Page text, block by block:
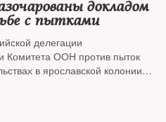
докладом
с пытками
делегации
Комитета ООН против пыток
в ярославской колонии